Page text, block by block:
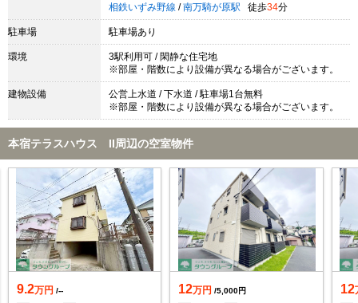
相鉄いずみ野線 / 南万騎が原駅 徒歩34分
駐車場 駐車場あり
環境
3駅利用可 / 閑静な住宅地
※部屋・階数により設備が異なる場合がございます。
建物設備
公営上水道 / 下水道 / 駐車場1台無料
※部屋・階数により設備が異なる場合がございます。
本宿テラスハウス II周辺の空室物件
9.2万円 /--
12万円 /5,000円
12